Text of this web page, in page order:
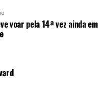
voar pela 14ª vez ainda em